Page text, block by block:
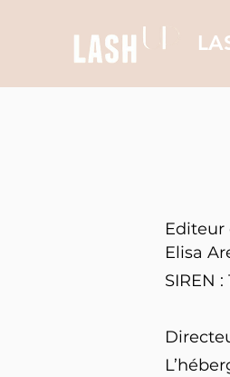
Editeur
Elisa
SIREN :